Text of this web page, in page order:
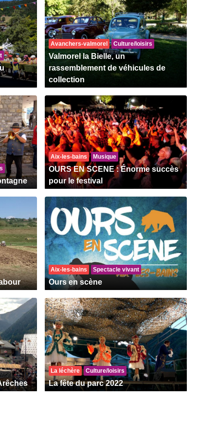
Avanchers-valmorel Culture/loisirs
Valmorel la Bielle, un
rassemblement de véhicules de
collection
Aix-les-bains Musique
OURS EN SCENE : Énorme succès
pour le festival
Aix-les-bains Spectacle vivant
Ours en scène
La léchère Culture/loisirs
La fête du parc 2022